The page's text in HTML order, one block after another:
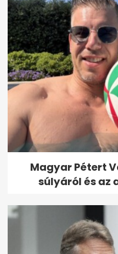
Magyar Pétert
súlyáról és az